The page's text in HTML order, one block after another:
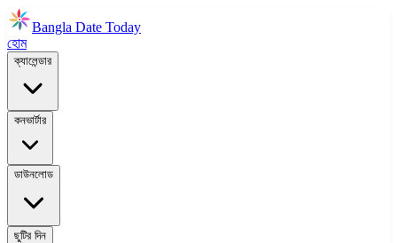
Bangla Date Today
হোম
ক্যালেন্ডার
কনভার্টার
ডাউনলোড
ছুটির দিন